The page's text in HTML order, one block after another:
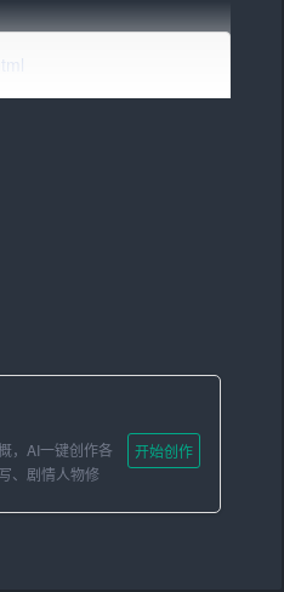
握语法、词汇、句子结
作者需要清晰地表达自
实际工作经验，能够将
中，作者需要表达独特
，不断尝试新的写作方
，AI一键创作各
、剧情人物修
开始创作